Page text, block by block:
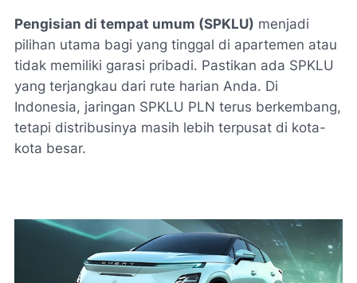
Pengisian di tempat umum (SPKLU) menjadi
pilihan utama bagi yang tinggal di apartemen atau
tidak memiliki garasi pribadi. Pastikan ada SPKLU
yang terjangkau dari rute harian Anda. Di
Indonesia, jaringan SPKLU PLN terus berkembang,
tetapi distribusinya masih lebih terpusat di kota-
kota besar.